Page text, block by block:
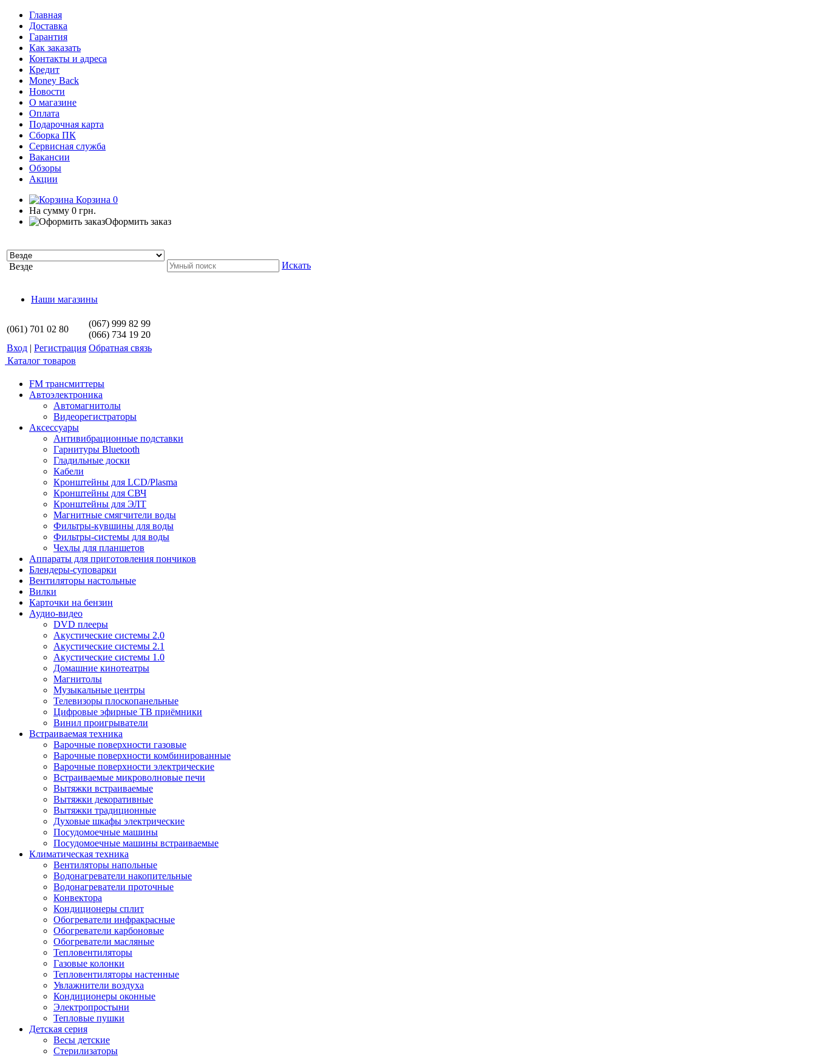
Главная
Доставка
Гарантия
Как заказать
Контакты и адреса
Кредит
Money Back
Новости
О магазине
Оплата
Подарочная карта
Сборка ПК
Сервисная служба
Вакансии
Обзоры
Акции
Корзина 0
На сумму 0 грн.
Оформить заказ
Везде Искать
Наши магазины
(061) 701 02 80
(067) 999 82 99
(066) 734 19 20
Вход | Регистрация Обратная связь
Каталог товаров
FM трансмиттеры
Автоэлектроника
Автомагнитолы
Видеорегистраторы
Аксессуары
Антивибрационные подставки
Гарнитуры Bluetooth
Гладильные доски
Кабели
Кронштейны для LCD/Plasma
Кронштейны для СВЧ
Кронштейны для ЭЛТ
Магнитные смягчители воды
Фильтры-кувшины для воды
Фильтры-системы для воды
Чехлы для планшетов
Аппараты для приготовления пончиков
Блендеры-суповарки
Вентиляторы настольные
Вилки
Карточки на бензин
Аудио-видео
DVD плееры
Акустические системы 2.0
Акустические системы 2.1
Акустические системы 1.0
Домашние кинотеатры
Магнитолы
Музыкальные центры
Телевизоры плоскопанельные
Цифровые эфирные ТВ приёмники
Винил проигрыватели
Встраиваемая техника
Варочные поверхности газовые
Варочные поверхности комбинированные
Варочные поверхности электрические
Встраиваемые микроволновые печи
Вытяжки встраиваемые
Вытяжки декоративные
Вытяжки традиционные
Духовые шкафы электрические
Посудомоечные машины
Посудомоечные машины встраиваемые
Климатическая техника
Вентиляторы напольные
Водонагреватели накопительные
Водонагреватели проточные
Конвектора
Кондиционеры сплит
Обогреватели инфракрасные
Обогреватели карбоновые
Обогреватели масляные
Тепловентиляторы
Газовые колонки
Тепловентиляторы настенные
Увлажнители воздуха
Кондиционеры оконные
Электропростыни
Тепловые пушки
Детская серия
Весы детские
Стерилизаторы